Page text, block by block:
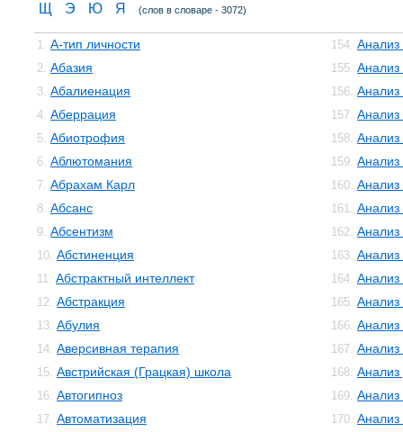
Щ
Э Ю Я (слов в словаре - 3072)
1. А-тип личности
2. Абазия
3. Абалиенация
4. Аберрация
5. Абиотрофия
6. Аблютомания
7. Абрахам Карл
8. Абсанс
9. Абсентизм
10. Абстиненция
11. Абстрактный интеллект
12. Абстракция
13. Абулия
14. Аверсивная терапия
15. Австрийская (Грацкая) школа
16. Автогипноз
17. Автоматизация
154. Анализ
155. Анализ
156. Анализ
157. Анализ
158. Анализ
159. Анализ
160. Анализ
161.
162. Анализ
163. Анализ
164.
165. Анализ
166.
167. Анализ
168. Анализ
169.
170. Анализ